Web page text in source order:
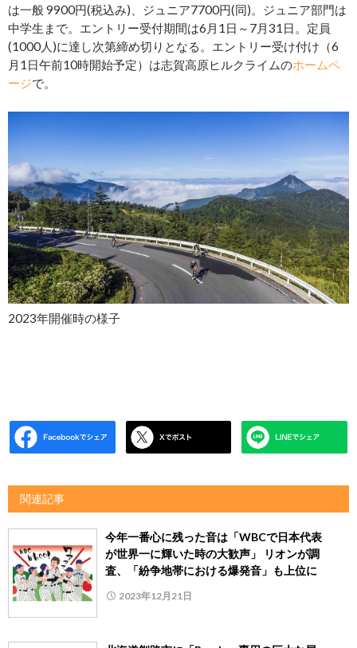
は一般 9900円(税込み)、ジュニア7700円(同)。ジュニア部門は
中学生まで。エントリー受付期間は6月1日～7月31日。定員
(1000人)に達し次第締め切りとなる。エントリー受け付け（6
月1日午前10時開始予定）は志賀高原ヒルクライムのホームペ
ージで。
2023年開催時の様子
関連記事
今年一番心に残った音は「WBCで日本代表
が世界一に輝いた時の大歓声」 リオンが調
査、「紛争地帯における爆発音」も上位に
2023年12月21日